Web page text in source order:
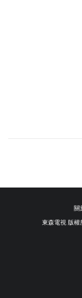
關
東森電視 版權